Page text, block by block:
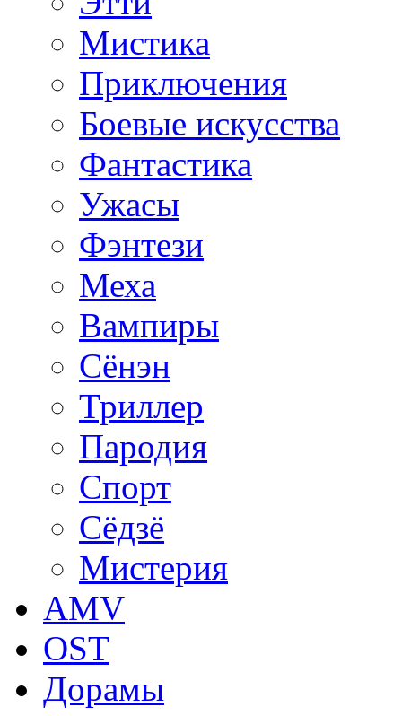
Мистика
Приключения
Боевые искусства
Фантастика
Ужасы
Фэнтези
Меха
Вампиры
Сёнэн
Триллер
Пародия
Спорт
Сёдзё
Мистерия
AMV
OST
Дорамы